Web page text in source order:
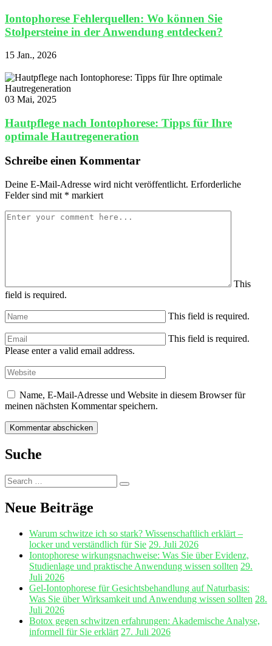
Iontophorese Fehlerquellen: Wo können Sie
Stolpersteine in der Anwendung entdecken?
15 Jan., 2026
03 Mai, 2025
Hautpflege nach Iontophorese: Tipps für Ihre
optimale Hautregeneration
Schreibe einen Kommentar
Deine E-Mail-Adresse wird nicht veröffentlicht. Erforderliche
Felder sind mit * markiert
This
field is required.
This field is required.
This field is required.
Please enter a valid email address.
Name, E-Mail-Adresse und Website in diesem Browser für
meinen nächsten Kommentar speichern.
Suche
Search
for:
Search
Neue Beiträge
Warum schwitze ich so stark? Wissenschaftlich erklärt –
locker und verständlich für Sie 29. Juli 2026
Iontophorese wirkungsnachweise: Was Sie über Evidenz,
Studienlage und praktische Anwendung wissen sollten 29.
Juli 2026
Gel‑Iontophorese für Gesichtsbehandlung auf Naturbasis:
Was Sie über Wirksamkeit und Anwendung wissen sollten 28.
Juli 2026
Botox gegen schwitzen erfahrungen: Akademische Analyse,
informell für Sie erklärt 27. Juli 2026